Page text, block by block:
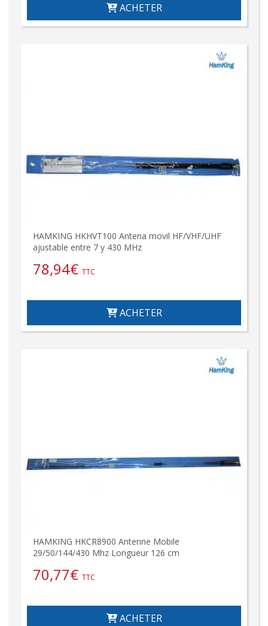
ACHETER
HAMKING HKHVT100 Antena movil HF/VHF/UHF
ajustable entre 7 y 430 MHz
78,94€ TTC
ACHETER
HAMKING HKCR8900 Antenne Mobile
29/50/144/430 Mhz Longueur 126 cm
70,77€ TTC
ACHETER